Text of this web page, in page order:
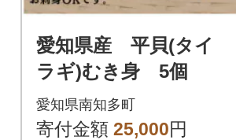
愛知県産 平貝(タイ
ラギ)むき身 5個
愛知県南知多町
寄付金額 25,000円